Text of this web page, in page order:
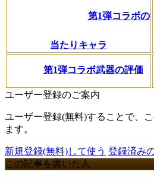
第1弾コラボの
当たりキャラ
第1弾コラボ武器の評価
ユーザー登録のご案内
ユーザー登録(無料)することで、
ます。
新規登録(無料)して使う 登録済み
この記事を書いた人